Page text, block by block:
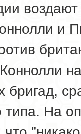
и
бригад,
типа. На